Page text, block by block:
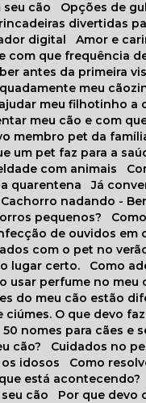
seu cão
Opções de
divertidas
digital
Amor e
com que frequência
antes da primeira
meu
meu filhotinho
meu cão e com
membro pet da
um pet faz para a
com animais
quarentena
Já
Cachorro nadando -
pequenos?
de ouvidos em
com o pet no
lugar certo.
Como
usar perfume no meu
do meu cão estão
ciúmes. O que devo
50 nomes para cães e
cão?
Cuidados no
os idosos
Como
está acontecendo?
cão
Por que